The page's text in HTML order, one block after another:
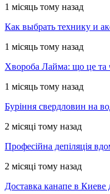
1 місяць тому назад
Как выбрать технику и
1 місяць тому назад
Хвороба Лайма: що це та
1 місяць тому назад
Буріння свердловин на
2 місяці тому назад
Професійна депіляція
2 місяці тому назад
Доставка канапе в